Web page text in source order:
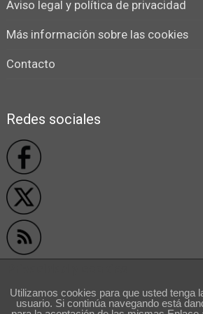
Aviso legal y política de privacidad
Más información sobre las cookies
Contacto
Redes sociales
```
Utilizamos cookies para que usted tenga
usuario. Si continúa navegando está